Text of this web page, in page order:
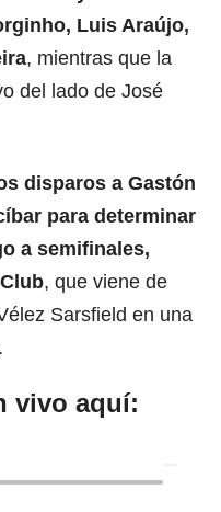
Luis Araújo,
, mientras que la
del lado de José
disparos a Gastón
para determinar
a semifinales,
, que viene de
Sarsfield en una
vivo aquí: